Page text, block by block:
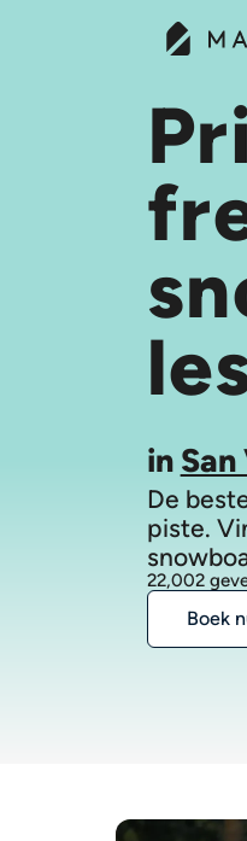
in
De
piste.
22,002
Boek